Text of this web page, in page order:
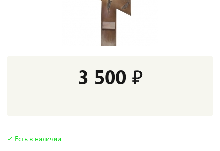
Есть в наличии
3 500 ₽